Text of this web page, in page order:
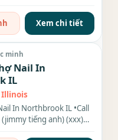
Xem chi tiết
minh
Nail In
IL
In Northbrook IL •Call
tiếng anh) (xxx)